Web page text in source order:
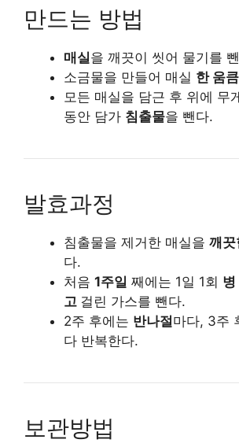
만드는 방법
매실을 깨끗이 씻어 물기를
소금물을 만들어 매실 한 움
모든 매실을 담근 후 위에 무
동안 담가 침출물을 뺀다.
발효과정
침출물을 제거한 매실을 깨끗
다.
처음 1주일 째에는 1일 1회 병
고 걸린 가스를 뺀다.
2주 후에는 반나절마다, 3주
다 반복한다.
보관방법